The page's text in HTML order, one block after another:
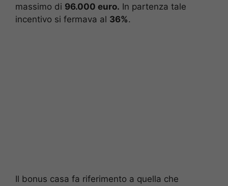
massimo di 96.000 euro. In partenza tale
incentivo si fermava al 36%.
Il bonus casa fa riferimento a quella che